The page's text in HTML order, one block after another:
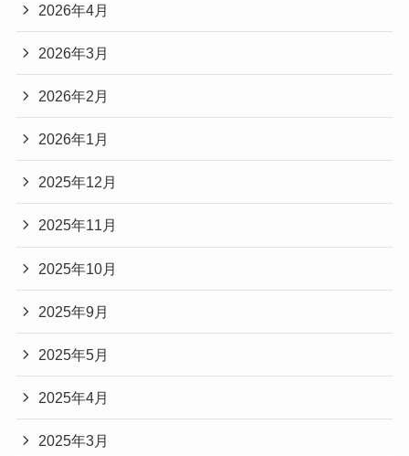
2026年4月
2026年3月
2026年2月
2026年1月
2025年12月
2025年11月
2025年10月
2025年9月
2025年5月
2025年4月
2025年3月